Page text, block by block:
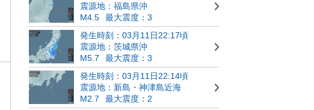
震源地：福島県沖
M4.5
最大震度：3
発生時刻：03月11日22:17頃
震源地：茨城県沖
M5.7
最大震度：3
発生時刻：03月11日22:14頃
震源地：新島・神津島近海
M2.7
最大震度：2